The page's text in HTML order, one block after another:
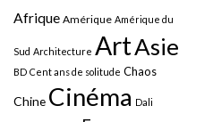
Afrique Amérique Amérique du
Sud Architecture ArtAsie
BD Cent ans de solitude Chaos
Chine Cinéma Dali